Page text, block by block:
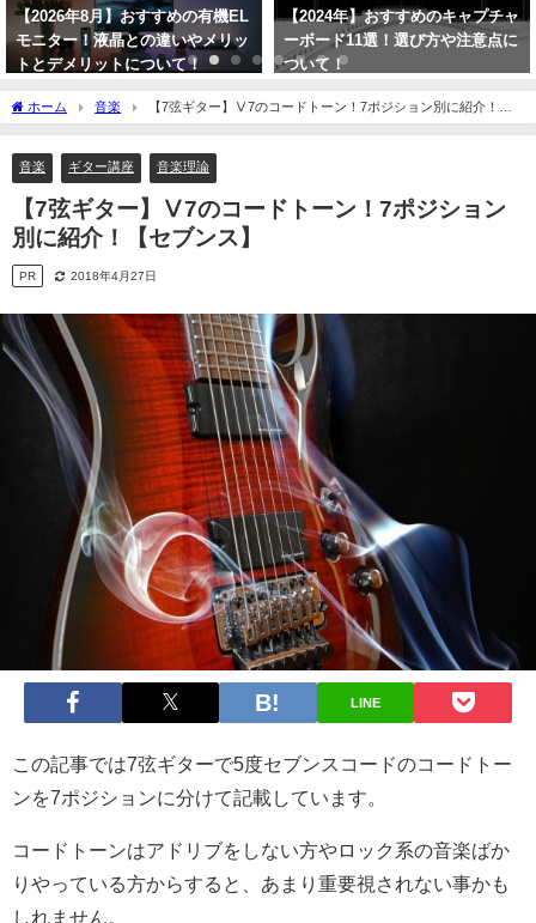
【2026年8月】おすすめの有機EL
モニター！液晶との違いやメリッ
トとデメリットについて！
【OLED】
【2024年】おすすめのキャプチャ
ーボード11選！選び方や注意点に
ついて！
ホーム 音楽
【7弦ギター】Ⅴ7のコードトーン！7ポジション別に紹介！
【セブンス】
音楽 ギター講座 音楽理論
【7弦ギター】Ⅴ7のコードトーン！7ポジション
別に紹介！【セブンス】
PR 2018年4月27日
LINE
この記事では7弦ギターで5度セブンスコードのコードトー
ンを7ポジションに分けて記載しています。
コードトーンはアドリブをしない方やロック系の音楽ばか
りやっている方からすると、あまり重要視されない事かも
しれません。